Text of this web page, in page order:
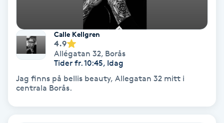
Gruppträning
Gua Sha-massage
Hatha Yoga
Calle Kellgren
4.9
Allégatan 32, Borås
Tider fr. 10:45, Idag
Jag finns på bellis beauty, Allegatan 32 mitt i
centrala Borås.